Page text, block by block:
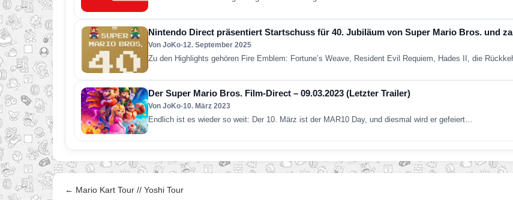
Nintendo Direct präsentiert Startschuss für 40. Jubiläum von Super Mario Bros. und
Von JoKo•12. September 2025
Zu den Highlights gehören Fire Emblem: Fortune’s Weave, Resident Evil Requiem, Hades II, die
Der Super Mario Bros. Film-Direct – 09.03.2023 (Letzter Trailer)
Von JoKo•10. März 2023
Endlich ist es wieder so weit: Der 10. März ist der MAR10 Day, und diesmal wird er gefeiert…
← Mario Kart Tour // Yoshi Tour